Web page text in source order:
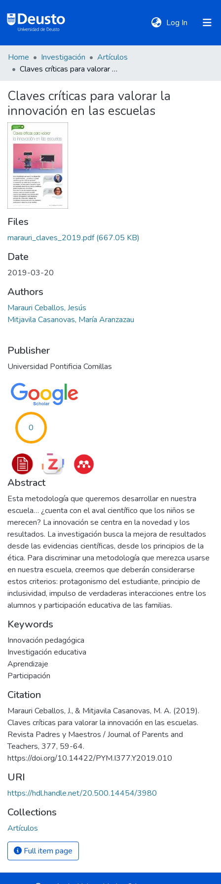
Log In (current)
DeustoTeka
Communities
&
Collections
All of DSpace
Statistics
Policies
Home Investigación
Artículos
Claves críticas para valorar la innovación en las escuelas
Claves críticas para valorar la
innovación en las escuelas
Files
marauri_claves_2019.pdf(667.05 KB)
Date
2019-03-20
Authors
Marauri Ceballos, Jesús
Mitjavila Casanovas, María Aranzazau
Publisher
Universidad Pontificia Comillas
0
Abstract
Esta metodología que queremos desarrollar en nuestra
escuela… ¿cuenta con el aval científico que los niños se
merecen? La innovación se centra en la novedad y los
resultados. La investigación busca la mejora de resultados
desde las evidencias científicas, desde los principios de la
ética. Para discriminar una metodología que merezca usarse
en nuestra escuela, creemos que deberán considerarse
estos criterios: protagonismo del estudiante, principio de
inclusividad, impulso de verdaderas interacciones entre los
alumnos y participación educativa de las familias.
Keywords
Innovación pedagógica
Investigación educativa
Aprendizaje
Participación
Citation
Marauri Ceballos, J., & Mitjavila Casanovas, M. A. (2019).
Claves críticas para valorar la innovación en las escuelas.
Revista Padres y Maestros / Journal of Parents and
Teachers, 377, 59-64.
https://doi.org/10.14422/PYM.I377.Y2019.010
URI
https://hdl.handle.net/20.500.14454/3980
Collections
Artículos
Full item page